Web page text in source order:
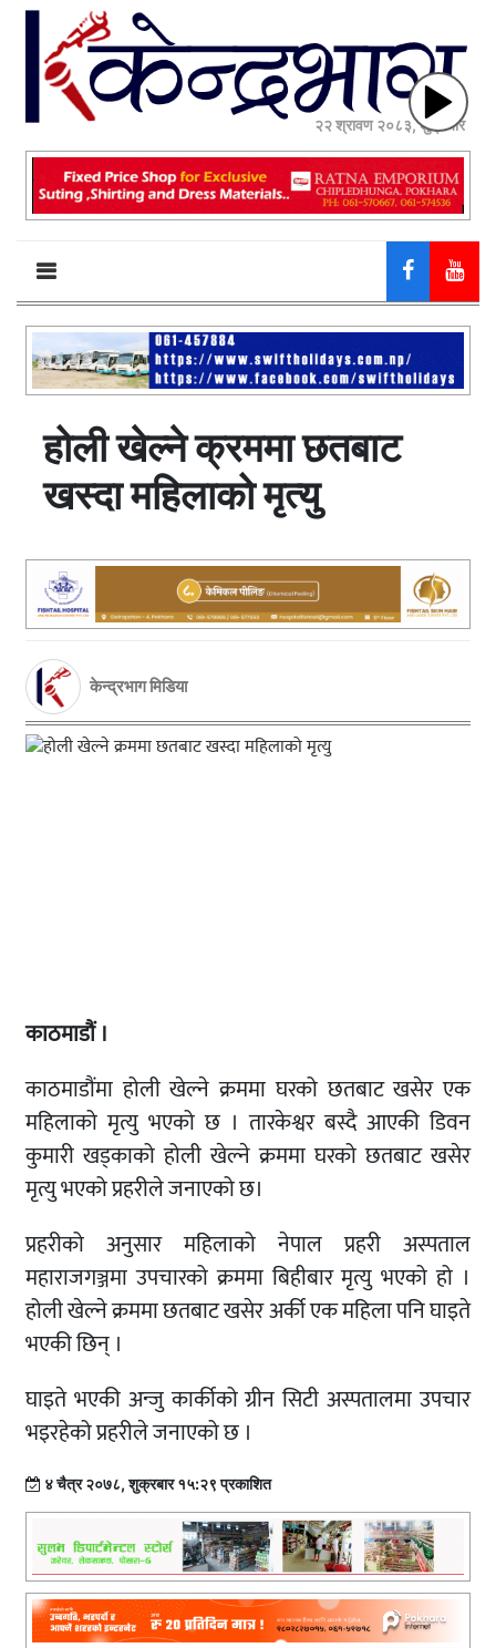
२२ श्रावण २०८३, शुक्रबार
होली खेल्ने क्रममा छतबाट
खस्दा महिलाको मृत्यु
केन्द्रभाग मिडिया
काठमाडौं ।
काठमाडौंमा होली खेल्ने क्रममा घरको छतबाट खसेर एक
महिलाको मृत्यु भएको छ । तारकेश्वर बस्दै आएकी डिवन
कुमारी खड्काको होली खेल्ने क्रममा घरको छतबाट खसेर
मृत्यु भएको प्रहरीले जनाएको छ।
प्रहरीको अनुसार महिलाको नेपाल प्रहरी अस्पताल
महाराजगञ्जमा उपचारको क्रममा बिहीबार मृत्यु भएको हो ।
होली खेल्ने क्रममा छतबाट खसेर अर्की एक महिला पनि घाइते
भएकी छिन् ।
घाइते भएकी अन्जु कार्कीको ग्रीन सिटी अस्पतालमा उपचार
भइरहेको प्रहरीले जनाएको छ ।
४ चैत्र २०७८, शुक्रबार १५:२९ प्रकाशित